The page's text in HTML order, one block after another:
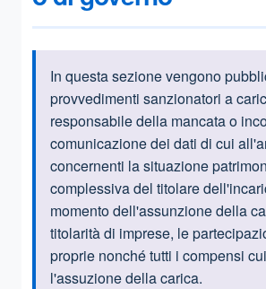
Informazioni
In questa sezione vengono
provvedimenti sanzionatori a
responsabile della mancata o
comunicazione dei dati di cui
concernenti la situazione
complessiva del titolare
momento dell'assunzione della
titolarità di imprese, le
proprie nonché tutti i compensi
l'assuzione della carica.